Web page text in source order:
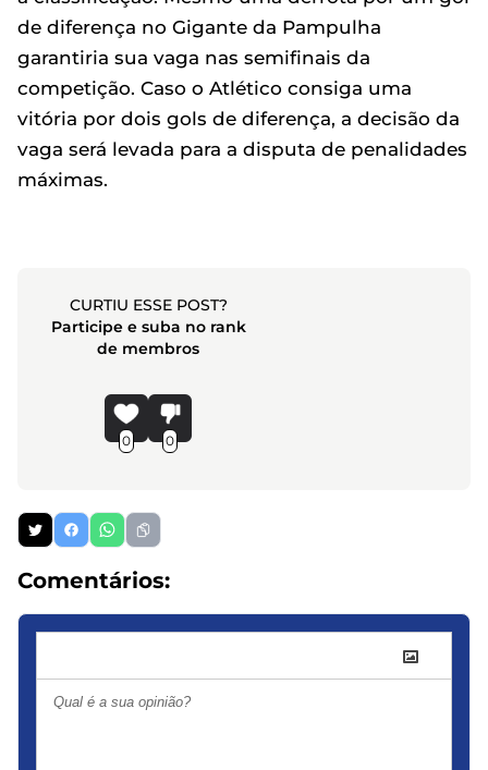
de diferença no Gigante da Pampulha
garantiria sua vaga nas semifinais da
competição. Caso o Atlético consiga uma
vitória por dois gols de diferença, a decisão da
vaga será levada para a disputa de penalidades
máximas.
CURTIU ESSE POST?
Participe e suba no rank
de membros
0 0
Comentários: